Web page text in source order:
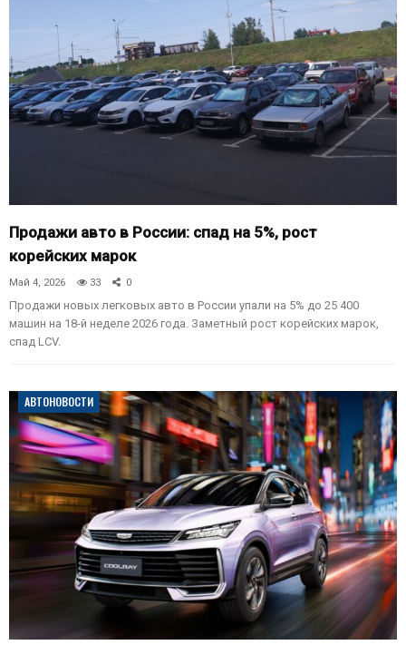
Продажи авто в России: спад на 5%, рост
корейских марок
Май 4, 2026 33 0
Продажи новых легковых авто в России упали на 5% до 25 400
машин на 18-й неделе 2026 года. Заметный рост корейских марок,
спад LCV.
АВТОНОВОСТИ